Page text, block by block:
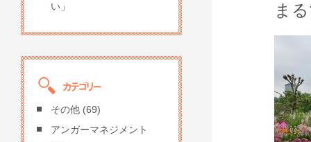
ま
い」
その他 (69)
アンガーマネジメント